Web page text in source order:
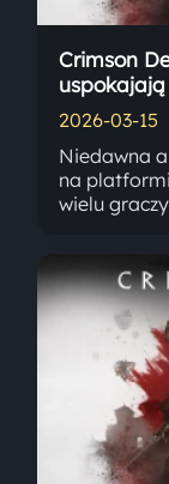
Crimson
2026-03-15
Niedawna
na
wielu